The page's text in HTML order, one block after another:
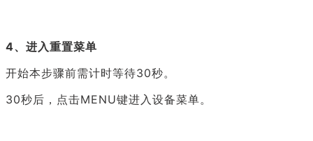
4、进入重置菜单
开始本步骤前需计时等待30秒。
30秒后，点击MENU键进入设备菜单。